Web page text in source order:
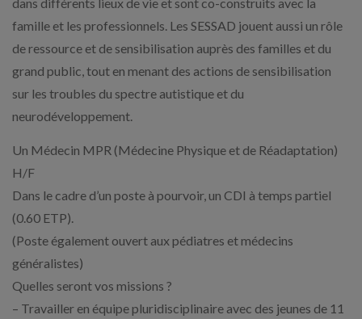
famille et les professionnels. Les SESSAD jouent aussi un rôle
de ressource et de sensibilisation auprès des familles et du
grand public, tout en menant des actions de sensibilisation
sur les troubles du spectre autistique et du
neurodéveloppement.
Un Médecin MPR (Médecine Physique et de Réadaptation)
H/F
Dans le cadre d’un poste à pourvoir, un CDI à temps partiel
(0.60 ETP).
(Poste également ouvert aux pédiatres et médecins
généralistes)
Quelles seront vos missions ?
– Travailler en équipe pluridisciplinaire avec des jeunes de 11